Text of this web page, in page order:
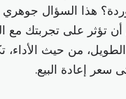
هذا السؤال جوهري
أن تؤثر على تجربتك مع
من حيث الأداء،
سعر إعادة البيع.